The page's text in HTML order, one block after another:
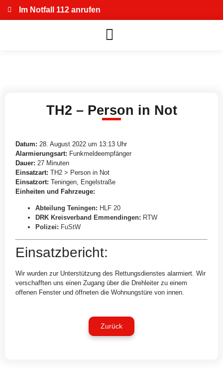
Im Notfall 112 anrufen
TH2 – Person in Not
Datum: 28. August 2022 um 13:13 Uhr
Alarmierungsart: Funkmeldeempfänger
Dauer: 27 Minuten
Einsatzart: TH2 > Person in Not
Einsatzort: Teningen, Engelstraße
Einheiten und Fahrzeuge:
Abteilung Teningen: HLF 20
DRK Kreisverband Emmendingen: RTW
Polizei: FuStW
Einsatzbericht:
Wir wurden zur Unterstützung des Rettungsdienstes alarmiert. Wir
verschafften uns einen Zugang über die Drehleiter zu einem
offenen Fenster und öffneten die Wohnungstüre von innen.
Zurück